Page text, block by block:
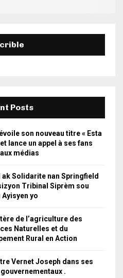
Posts
son nouveau titre « Esta
lance un appel à ses fans
médias
ak Solidarite nan Springfield
Tribinal Siprèm sou
Ayisyen yo
de l’agriculture des
Naturelles et du
Rural en Action
Vernet Joseph dans ses
.